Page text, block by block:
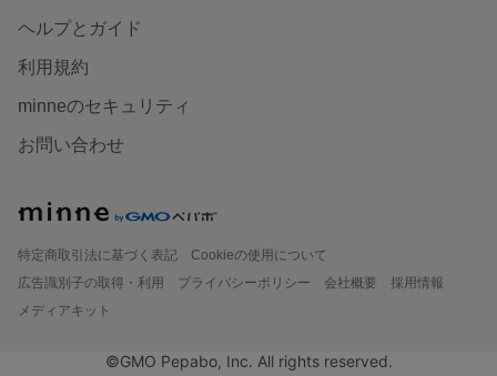
ヘルプとガイド
利用規約
minneのセキュリティ
お問い合わせ
特定商取引法に基づく表記
Cookieの使用について
広告識別子の取得・利用
プライバシーポリシー 会社概要
採用情報
メディアキット
©GMO Pepabo, Inc. All rights reserved.